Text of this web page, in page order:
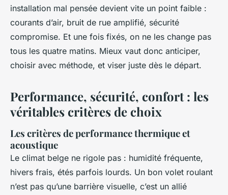
installation mal pensée devient vite un point faible :
courants d’air, bruit de rue amplifié, sécurité
compromise. Et une fois fixés, on ne les change pas
tous les quatre matins. Mieux vaut donc anticiper,
choisir avec méthode, et viser juste dès le départ.
Performance, sécurité, confort : les
véritables critères de choix
Les critères de performance thermique et
acoustique
Le climat belge ne rigole pas : humidité fréquente,
hivers frais, étés parfois lourds. Un bon volet roulant
n’est pas qu’une barrière visuelle, c’est un allié